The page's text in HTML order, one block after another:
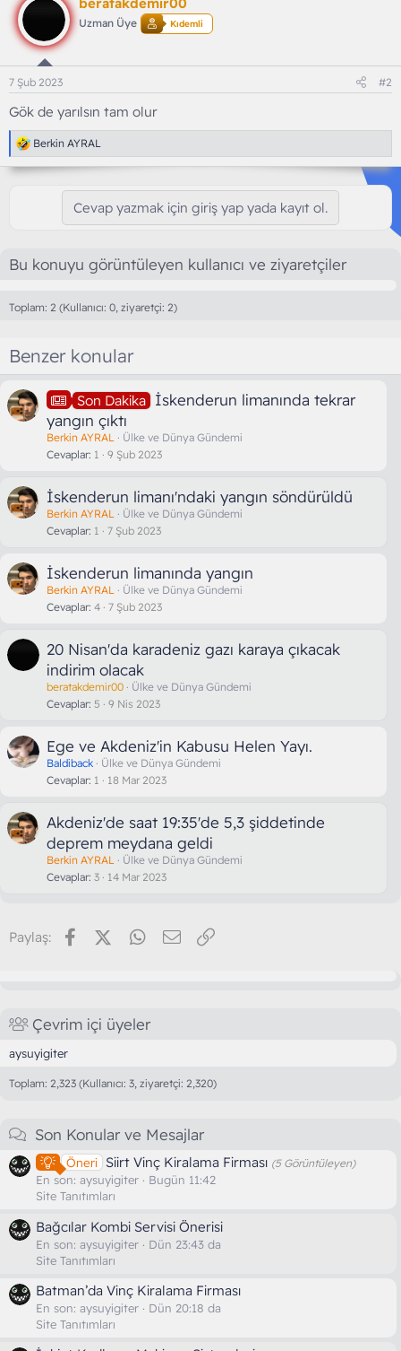
Uzman Üye Kıdemli
7 Şub 2023 #2
Gök de yarılsın tam olur
T
e
p
:
Berkin AYRAL
Cevap yazmak için giriş yap yada kayıt ol.
Bu konuyu görüntüleyen kullanıcı ve ziyaretçiler
Toplam: 2 (Kullanıcı: 0, ziyaretçi: 2)
Benzer konular
Son Dakika İskenderun limanında tekrar
yangın çıktı
Berkin AYRAL
Ülke ve Dünya Gündemi
Cevaplar 1 9 Şub 2023
İskenderun limanı'ndaki yangın söndürüldü
Berkin AYRAL
Ülke ve Dünya Gündemi
Cevaplar 1 7 Şub 2023
İskenderun limanında yangın
Berkin AYRAL
Ülke ve Dünya Gündemi
Cevaplar 4 7 Şub 2023
20 Nisan'da karadeniz gazı karaya çıkacak
indirim olacak
beratakdemir00
Ülke ve Dünya Gündemi
Cevaplar 5 9 Nis 2023
Ege ve Akdeniz'in Kabusu Helen Yayı.
Baldiback
Ülke ve Dünya Gündemi
Cevaplar 1 18 Mar 2023
Akdeniz'de saat 19:35'de 5,3 şiddetinde
deprem meydana geldi
Berkin AYRAL
Ülke ve Dünya Gündemi
Cevaplar 3 14 Mar 2023
Paylaş: FacebookX (Twitter)WhatsApp
E-posta
Çevrim içi üyeler
aysuyigiter
Toplam: 2,323 (Kullanıcı: 3, ziyaretçi: 2,320)
Son Konular ve Mesajlar
Öneri Siirt Vinç Kiralama Firması (5 Görüntüleyen)
En son: aysuyigiter
Bugün 11:42
Site Tanıtımları
Bağcılar Kombi Servisi Önerisi
En son: aysuyigiter
Dün 23:43 da
Site Tanıtımları
Batman’da Vinç Kiralama Firması
En son: aysuyigiter
Dün 20:18 da
Site Tanıtımları